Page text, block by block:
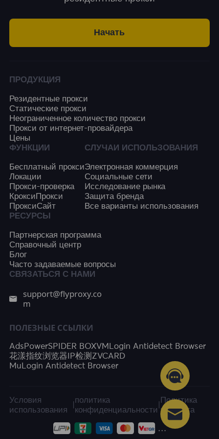
Начать
ПРОДУКЦИЯ
Резидентные прокси
Статические прокси
Неограниченное количество прокси
Прокси от интернет-провайдера
Цены
ФУНКЦИИ
Бесплатный прокси
Локации
Прокси-проверка
КроксиПрокси
ПроксиСайт
СЛУЧАИ ИСПОЛЬЗОВАНИЯ
Электронная коммерция
Социальные сети
Исследование рынка
Защита бренда
Все варианты использования
РЕСУРСЫ
Партнерская программа
Справочный центр
Блог
Часто задаваемые вопросы
СВЯЗАТЬСЯ С НАМИ
support@flyproxy.co
m
ПОЛЕЗНЫЕ ССЫЛКИ
AdsPowerSPIDER BOXVMLogin Antidetect Browser
花漾指纹浏览器 IP检测 ZVCARD
MuLogin Antidetect Browser
Условия
использования
политика
конфиденциальности
Политика
возврата